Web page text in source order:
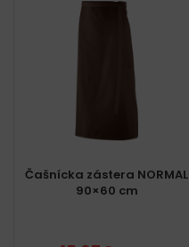
Čašnícka zástera NORMAL
90×60 cm